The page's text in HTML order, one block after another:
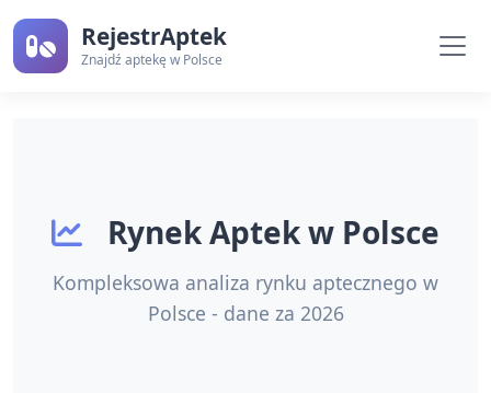
RejestrAptek
Znajdź aptekę w Polsce
Rynek Aptek w Polsce
Kompleksowa analiza rynku aptecznego w
Polsce - dane za 2026